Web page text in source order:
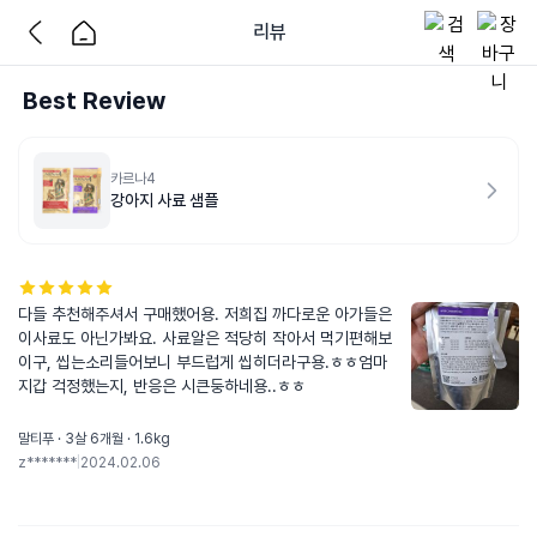
리뷰
Best Review
카르나4
강아지 사료 샘플
다들 추천해주셔서 구매했어용. 저희집 까다로운 아가들은
이사료도 아닌가봐요. 사료알은 적당히 작아서 먹기편해보
이구, 씹는소리들어보니 부드럽게 씹히더라구용.ㅎㅎ엄마
지갑 걱정했는지, 반응은 시큰둥하네용..ㅎㅎ
말티푸 · 3살 6개월 · 1.6kg
z******* 2024.02.06